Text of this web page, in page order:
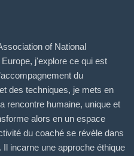
of National
j'explore ce qui est
du
des techniques, je mets en
rencontre humaine, unique et
alors en un espace
du coaché se révèle dans
Il incarne une approche éthique